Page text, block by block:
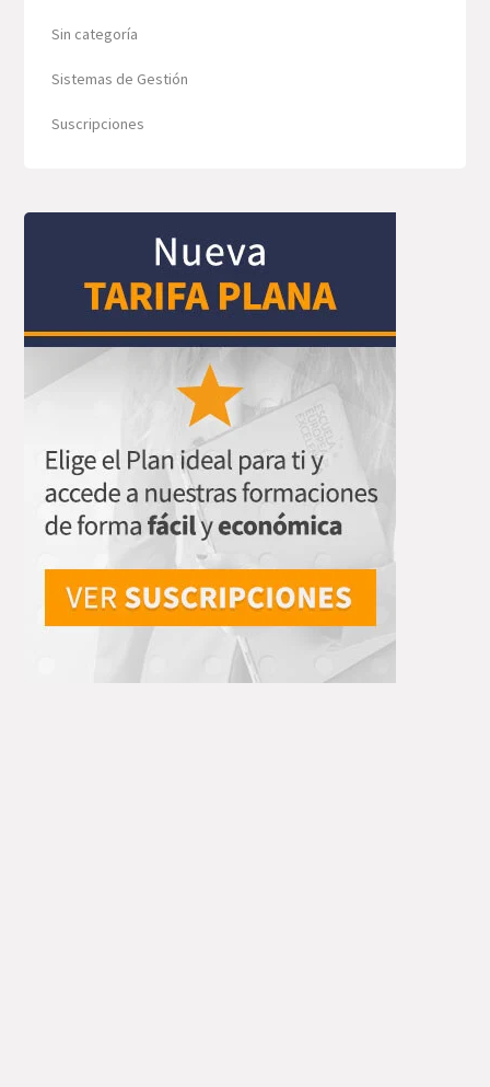
Sin categoría
Sistemas de Gestión
Suscripciones